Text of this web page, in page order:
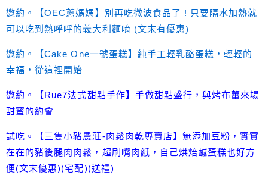
邀約。【OEC蔥媽媽】別再吃微波食品了 ! 只要隔水加熱就
可以吃到熱呼呼的義大利麵唷 (文末有優惠)
邀約。【Cake One一號蛋糕】純手工輕乳酪蛋糕，輕輕的
幸福，從這裡開始
邀約。【Rue7法式甜點手作】手做甜點盛行，與烤布蕾來場
甜蜜的約會
試吃。【三隻小豬農莊-肉鬆肉乾專賣店】無添加豆粉，實實
在在的豬後腿肉肉鬆，超刷嘴肉紙，自己烘焙鹹蛋糕也好方
便(文末優惠)(宅配)(送禮)